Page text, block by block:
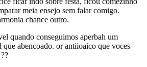
meia ensejo sem falar comigo.
chance outro.
quando conseguimos aperbah um
que abencoado. or antiioaico que voces